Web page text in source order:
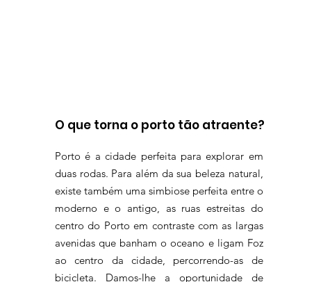
O que torna o porto tão atraente?
Porto é a cidade perfeita para explorar em
duas rodas. Para além da sua beleza natural,
existe também uma simbiose perfeita entre o
moderno e o antigo, as ruas estreitas do
centro do Porto em contraste com as largas
avenidas que banham o oceano e ligam Foz
ao centro da cidade, percorrendo-as de
bicicleta. Damos-lhe a oportunidade de